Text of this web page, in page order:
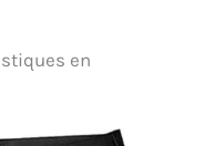
en